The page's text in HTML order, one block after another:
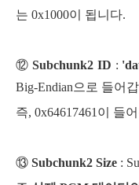
는 0x1000이 됩니다.
⑫Subchunk2 ID :
Big-Endian으로 들어
즉, 0x64617461이 들
⑬ Subchunk2 Size :